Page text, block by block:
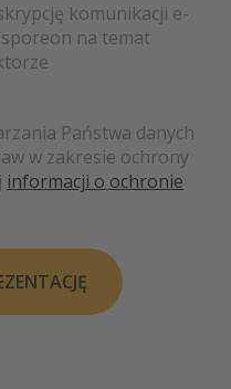
komunikacji e-
na temat
Państwa danych
w zakresie ochrony
informacji o ochronie